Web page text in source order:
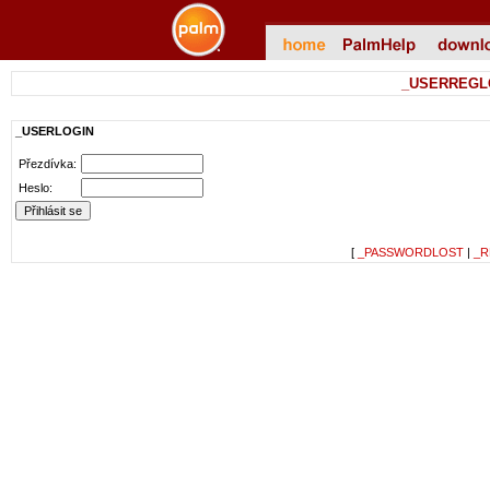
_USERLOGIN
Přezdívka:
Heslo:
[ _PASSWORDLOST |